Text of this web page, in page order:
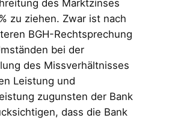
des Marktzinses
zu ziehen. Zwar ist nach
BGH-Rechtsprechung
bei der
des Missverhältnisses
Leistung und
zugunsten der Bank
dass die Bank